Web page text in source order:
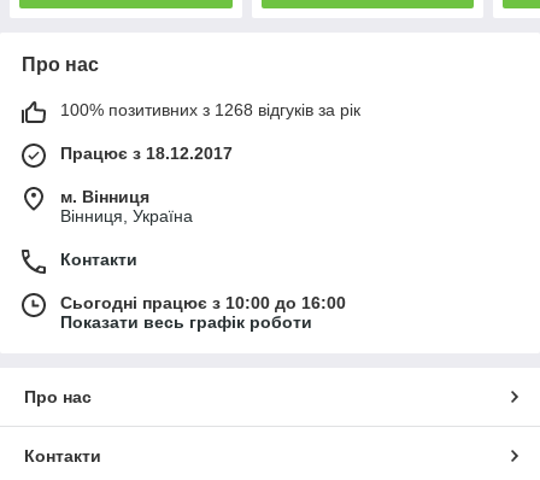
Про нас
100% позитивних з 1268 відгуків за рік
Працює з 18.12.2017
м. Вінниця
Вінниця, Україна
Контакти
Сьогодні працює з 10:00 до 16:00
Показати весь графік роботи
Про нас
Контакти